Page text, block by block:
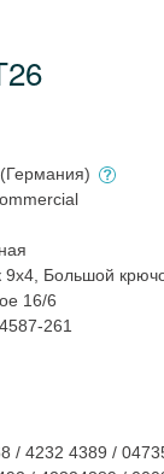
9x4, Большой
16/6
261
/ 4232 4389 /